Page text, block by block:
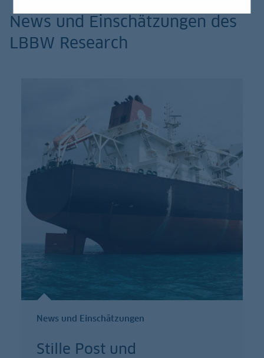
News und Einschätzungen des
LBBW Research
News und Einschätzungen
Stille Post und